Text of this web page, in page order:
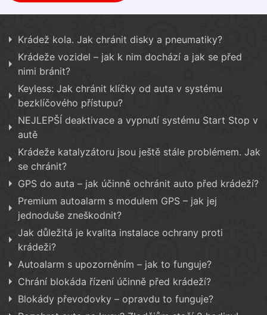
Krádež kola. Jak chránit disky a pneumatiky?
Krádeže vozidel – jak k nim dochází a jak se před
nimi bránit?
Keyless: Jak chránit klíčky od auta v systému
bezklíčového přístupu?
NEJLEPŠÍ deaktivace a vypnutí systému Start Stop v
autě
Krádeže katalyzátoru jsou ještě stále problémem. Jak
se chránit?
GPS do auta – jak účinně ochránit auto před krádeží?
Premium autoalarm s modulem GPS – jak jej
jednoduše zneškodnit?
Jak důležitá je kvalita instalace ochrany proti
krádeži?
Autoalarm s upozorněním – jak to funguje?
Chrání blokáda řízení účinně před krádeží?
Blokády převodovky – opravdu to funguje?